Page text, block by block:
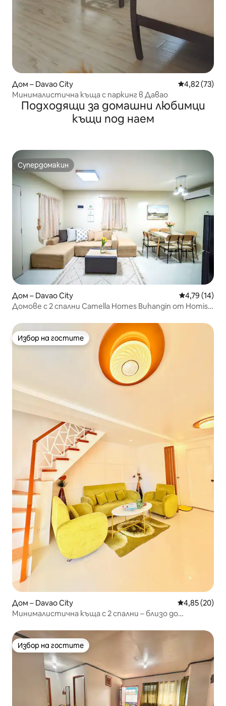
Дом – Davao City Средна
4,82 (73)
Минималистична къща с паркинг в Давао
Подходящи за домашни любимци
къщи под наем
Супердомакин
Супердомакин
Дом – Davao City Средна
4,79 (14)
Домове с 2 спални Camella Homes Buhangin от Homish
Избор на гостите
Избор на гостите
Дом – Davao City Средна
4,85 (20)
Минималистична къща с 2 спални – близо до
Избор на гостите
Избор на гостите